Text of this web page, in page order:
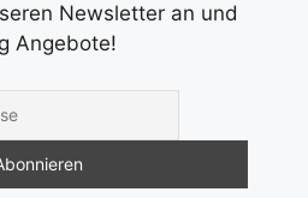
Newsletter an und
Angebote!